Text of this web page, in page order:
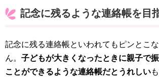
記念に残るような連絡帳を目
記念に残る連絡帳といわれてもピンとこ
ん。 子どもが大きくなったときに親子で
ことができるような連絡帳だとうれしい